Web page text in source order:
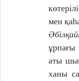
мен
ұрпағы
аты
ханы